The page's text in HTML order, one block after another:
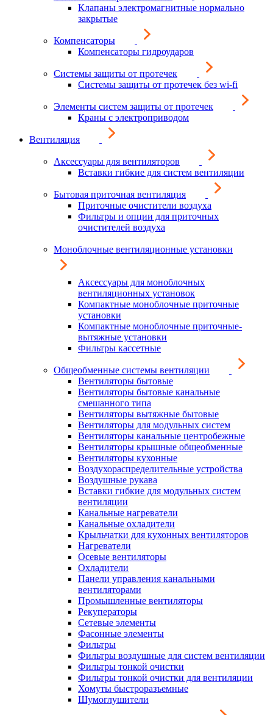
Клапаны электромагнитные нормально
закрытые
Компенсаторы
Компенсаторы гидроударов
Системы защиты от протечек
Системы защиты от протечек без wi-fi
Элементы систем защиты от протечек
Краны с электроприводом
Вентиляция
Аксессуары для вентиляторов
Вставки гибкие для систем вентиляции
Бытовая приточная вентиляция
Приточные очистители воздуха
Фильтры и опции для приточных
очистителей воздуха
Моноблочные вентиляционные установки
Аксессуары для моноблочных
вентиляционных установок
Компактные моноблочные приточные
установки
Компактные моноблочные приточные-
вытяжные установки
Фильтры кассетные
Общеобменные системы вентиляции
Вентиляторы бытовые
Вентиляторы бытовые канальные
смешанного типа
Вентиляторы вытяжные бытовые
Вентиляторы для модульных систем
Вентиляторы канальные центробежные
Вентиляторы крышные общеобменные
Вентиляторы кухонные
Воздухораспределительные устройства
Воздушные рукава
Вставки гибкие для модульных систем
вентиляции
Канальные нагреватели
Канальные охладители
Крыльчатки для кухонных вентиляторов
Нагреватели
Осевые вентиляторы
Охладители
Панели управления канальными
вентиляторами
Промышленные вентиляторы
Рекуператоры
Сетевые элементы
Фасонные элементы
Фильтры
Фильтры воздушные для систем вентиляции
Фильтры тонкой очистки
Фильтры тонкой очистки для вентиляции
Хомуты быстроразъемные
Шумоглушители